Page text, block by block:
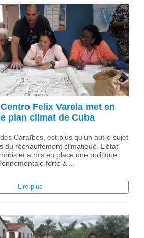
Felix Varela met en
plan climat de Cuba
Caraïbes, est plus qu’un autre sujet
du réchauffement climatique. L’état
et a mis en place une politique
forte à ...
Lire plus